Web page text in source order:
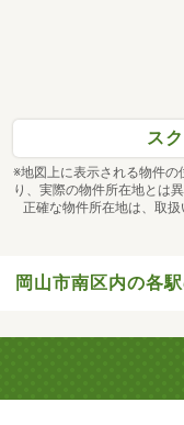
ス
※地図上に表示される物件の
り、実際の物件所在地とは
正確な物件所在地は、取扱
岡山市南区内の各